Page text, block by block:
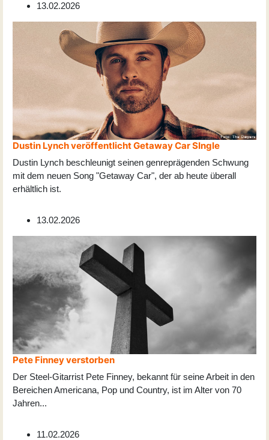
13.02.2026
Dustin Lynch veröffentlicht Getaway Car SIngle
Dustin Lynch beschleunigt seinen genreprägenden Schwung
mit dem neuen Song "Getaway Car", der ab heute überall
erhältlich ist.
13.02.2026
Pete Finney verstorben
Der Steel-Gitarrist Pete Finney, bekannt für seine Arbeit in den
Bereichen Americana, Pop und Country, ist im Alter von 70
Jahren...
11.02.2026